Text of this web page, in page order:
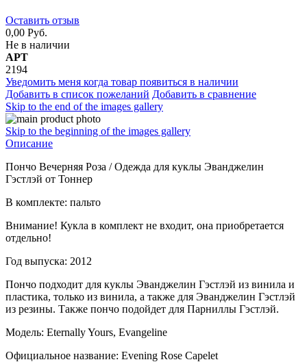
Оставить отзыв
0,00 Руб.
Не в наличии
АРТ
2194
Уведомить меня когда товар появиться в наличии
Добавить в список пожеланий Добавить в сравнение
Skip to the end of the images gallery
Skip to the beginning of the images gallery
Описание
Пончо Вечерняя Роза / Одежда для куклы Эванджелин
Гэстлэй от Тоннер
В комплекте: пальто
Внимание! Кукла в комплект не входит, она приобретается
отдельно!
Год выпуска: 2012
Пончо подходит для куклы Эванджелин Гэстлэй из винила и
пластика, только из винила, а также для Эванджелин Гэстлэй
из резины. Также пончо подойдет для Парниллы Гэстлэй.
Модель: Eternally Yours, Evangeline
Официальное название: Evening Rose Capelet